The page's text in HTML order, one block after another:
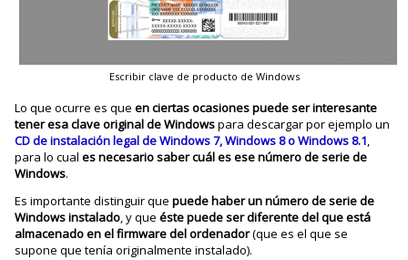
Escribir clave de producto de Windows
Lo que ocurre es queen ciertas ocasiones puede ser interesante
tener esa clave original de Windowspara descargar por ejemplo un
CD de instalación legal de Windows 7, Windows 8 o Windows 8.1,
para lo cuales necesario saber cuál es ese número de serie de
Windows.
Es importante distinguir quepuede haber un número de serie de
Windows instalado, y queéste puede ser diferente del que está
almacenado en el firmware del ordenador(que es el que se
supone que tenía originalmente instalado).